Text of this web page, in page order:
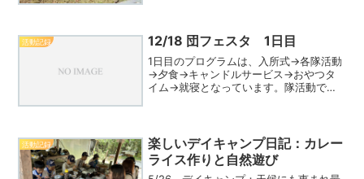
DSC_4657DSC_4662ReadMore...
活動記録 12/18 団フェスタ 1日目
1日目のプログラムは、入所式→各隊活動
→夕食→キャンドルサービス→おやつタ
イム→就寝となっています。隊活動で
ピョンシップ」の結果発表を
ReadMore...
活動記録
楽しいデイキャンプ日記：カレー
ライス作りと自然遊び